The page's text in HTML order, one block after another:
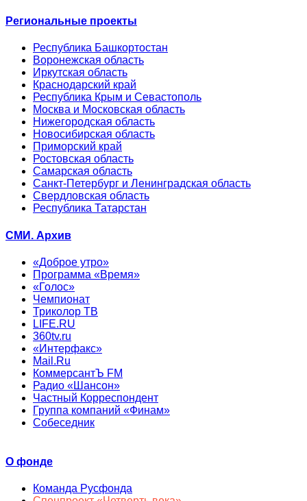
Региональные проекты
Республика Башкортостан
Воронежская область
Иркутская область
Краснодарский край
Республика Крым и Севастополь
Москва и Московская область
Нижегородская область
Новосибирская область
Приморский край
Ростовская область
Самарская область
Санкт-Петербург и Ленинградская область
Свердловская область
Республика Татарстан
СМИ. Архив
«Доброе утро»
Программа «Время»
«Голос»
Чемпионат
Триколор ТВ
LIFE.RU
360tv.ru
«Интерфакс»
Mail.Ru
КоммерсантЪ FM
Радио «Шансон»
Частный Корреспондент
Группа компаний «Финам»
Собеседник
О фонде
Команда Русфонда